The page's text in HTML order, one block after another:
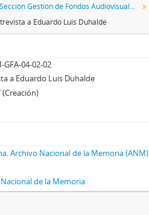
Sección Gestión de Fondos Audiovisuales del ANM
a Eduardo Luis Duhalde
GFA-04-02-02
a Eduardo Luis Duhalde
(Creación)
Archivo Nacional de la Memoria (ANM)
de la Memoria